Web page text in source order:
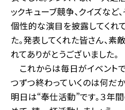
ックキューブ競争、クイズなど
個性的な演目を披露してくれ
た。発表してくれた皆さん、素
れてありがとうございました。
これからは毎日がイベント
つずつ終わっていくのは何だ
明日は“奉仕活動”です。３年